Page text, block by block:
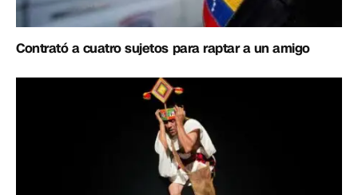
Contrató a cuatro sujetos para raptar a un amigo